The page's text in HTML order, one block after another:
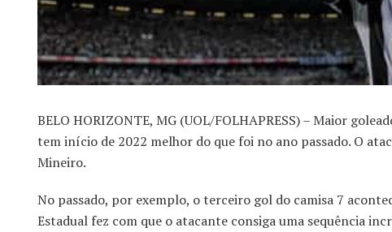
BELO HORIZONTE, MG (UOL/FOLHAPRESS) – Maior
tem início de 2022 melhor do que foi no ano passado. O
Mineiro.
No passado, por exemplo, o terceiro gol do camisa 7
Estadual fez com que o atacante consiga uma sequência